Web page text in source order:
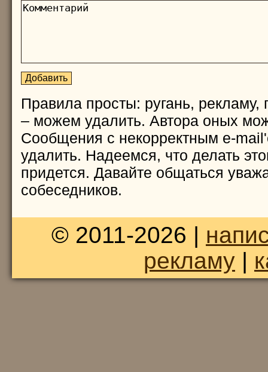
Правила просты: ругань, рекламу,
– можем удалить. Автора оных
Сообщения с некорректным e-
удалить. Надеемся, что делать
придется. Давайте общаться
собеседников.
© 2011-2026 |
рекламу|